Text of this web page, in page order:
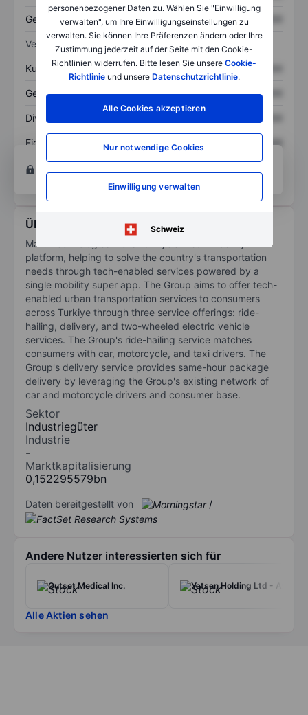
personenbezogener Daten zu. Wählen Sie "Einwilligung
verwalten", um Ihre Einwilligungseinstellungen zu
verwalten. Sie können Ihre Präferenzen ändern oder Ihre
Zustimmung jederzeit auf der Seite mit den Cookie-
Richtlinien widerrufen. Bitte lesen Sie unsere Cookie-
Richtlinieund unsere Datenschutzrichtlinie.
Alle Cookies akzeptieren
Nur notwendige Cookies
Einwilligung verwalten
Schweiz
Gesamtschulden XXXXXXX XXXXXXX
Verhältnisse
Kurs/Umsatz XXXXXXX XXXXXXX
Gewinn je Aktie XXXXXXX XXXXXXX
Dividende je Aktie
Eigenkapitalrendite XXXXXXX
XXXXXXX
Konto eröffnenum Zugriff auf mehr Diagramm-
und Analyse-Tools zu erhalten.
Über Marti Technologies Inc.
Marti Technologies Inc is Turkiye's urban mobility
platform, helping to solve the country's transportation
needs through tech-enabled services powered by a
single mobility super app. The Group aims to offer tech-
enabled urban transportation services to consumers
across Turkiye through three service offerings: ride-
hailing, delivery, and two-wheeled electric vehicle
services. The Group's ride-hailing service matches
consumers with car, motorcycle, and taxi drivers. The
Group's delivery service provides same-hour package
delivery by leveraging the Group's existing network of
car and motorcycle drivers and consumer base.
Sektor
Industriegüter
Industrie
-
Marktkapitalisierung
0,152295579bn
Daten bereitgestellt von /
Andere Nutzer interessierten sich für
Outset Medical Inc. Yatsen Holding Ltd - ADR
Alle Aktien sehen